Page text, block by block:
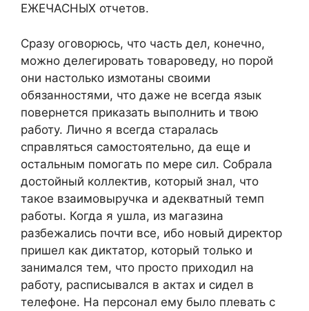
ЕЖЕЧАСНЫХ отчетов.
Сразу оговорюсь, что часть дел, конечно,
можно делегировать товароведу, но порой
они настолько измотаны своими
обязанностями, что даже не всегда язык
повернется приказать выполнить и твою
работу. Лично я всегда старалась
справляться самостоятельно, да еще и
остальным помогать по мере сил. Собрала
достойный коллектив, который знал, что
такое взаимовыручка и адекватный темп
работы. Когда я ушла, из магазина
разбежались почти все, ибо новый директор
пришел как диктатор, который только и
занимался тем, что просто приходил на
работу, расписывался в актах и сидел в
телефоне. На персонал ему было плевать с